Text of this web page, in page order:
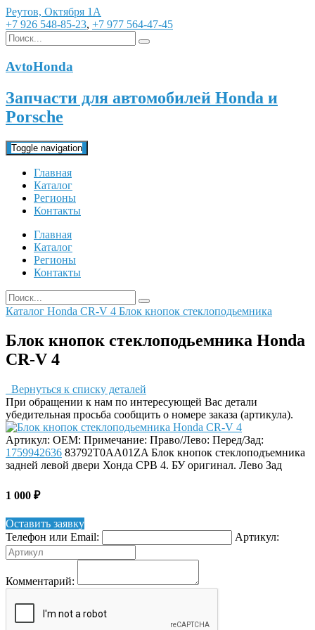
Реутов, Октября 1А
+7 926 548-85-23, +7 977 564-47-45
AvtoHonda
Запчасти для автомобилей Honda и
Porsche
Toggle navigation
Главная
Каталог
Регионы
Контакты
Главная
Каталог
Регионы
Контакты
Каталог Honda CR-V 4 Блок кнопок стеклоподьемника
Блок кнопок стеклоподьемника Honda
CR-V 4
Вернуться к списку деталей
При обращении к нам по интересующей Вас детали
убедительная просьба сообщить о номере заказа (артикула).
Артикул: OEM: Примечание: Право/Лево: Перед/Зад:
1759942636 83792T0AA01ZA Блок кнопок стеклоподъемника
задней левой двери Хонда СРВ 4. БУ оригинал. Лево Зад
1 000 ₽
Оставить заявку
Телефон или Email:
Артикул:
Комментарий: